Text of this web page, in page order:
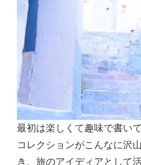
最初は楽しくて趣味で書い
コレクションがこんなに沢
き、旅のアイディアとして